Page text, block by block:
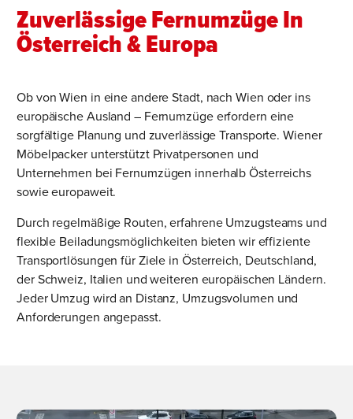
Zuverlässige Fernumzüge In
Österreich & Europa
Ob von Wien in eine andere Stadt, nach Wien oder ins
europäische Ausland – Fernumzüge erfordern eine
sorgfältige Planung und zuverlässige Transporte. Wiener
Möbelpacker unterstützt Privatpersonen und
Unternehmen bei Fernumzügen innerhalb Österreichs
sowie europaweit.
Durch regelmäßige Routen, erfahrene Umzugsteams und
flexible Beiladungsmöglichkeiten bieten wir effiziente
Transportlösungen für Ziele in Österreich, Deutschland,
der Schweiz, Italien und weiteren europäischen Ländern.
Jeder Umzug wird an Distanz, Umzugsvolumen und
Anforderungen angepasst.